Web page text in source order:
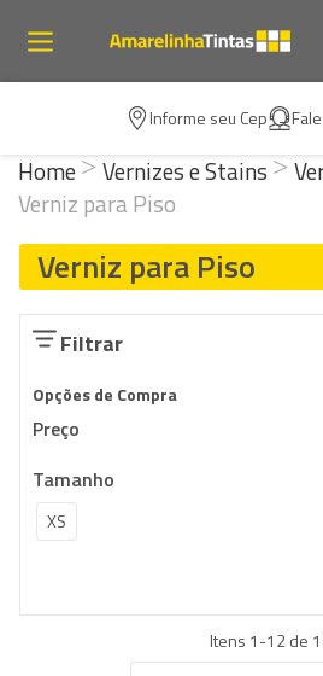
Informe seu Cep
Home Vernizes e Stains
Verniz para Piso
Verniz para Piso
Itens 1-12de
Filtrar
Opções de Compra
Preço
Tamanho
XS